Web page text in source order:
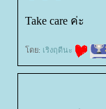
Take care ค่ะ
ดย: เริงฤดีนะ